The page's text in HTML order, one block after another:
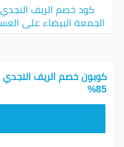
كود خصم الريف
الجمعة البيضاء على العسل
85%